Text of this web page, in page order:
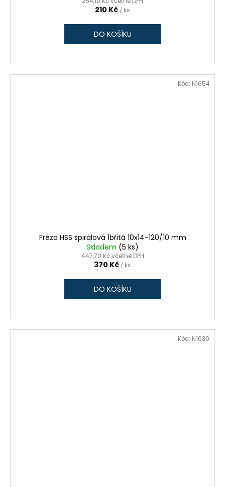
210 Kč / ks
DO KOŠÍKU
Fréza HSS spirálová 1břitá 10x14-120/10 mm
Skladem (5 ks)
447,70 Kč včetně DPH
370 Kč / ks
DO KOŠÍKU
Kód: N1654
Kód: N1630